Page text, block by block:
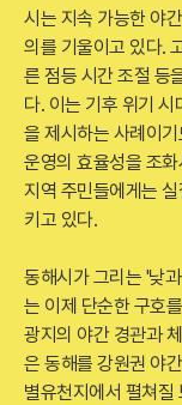
시는 지속 가능한 야
의를 기울이고 있다.
른 점등 시간 조절 등
다. 이는 기후 위기 시
을 제시하는 사례이
운영의 효율성을 조
지역 주민들에게는
키고 있다.
동해시가 그리는 '낮
는 이제 단순한 구호
광지의 야간 경관과
은 동해를 강원권 야
별유천지에서 펼쳐질